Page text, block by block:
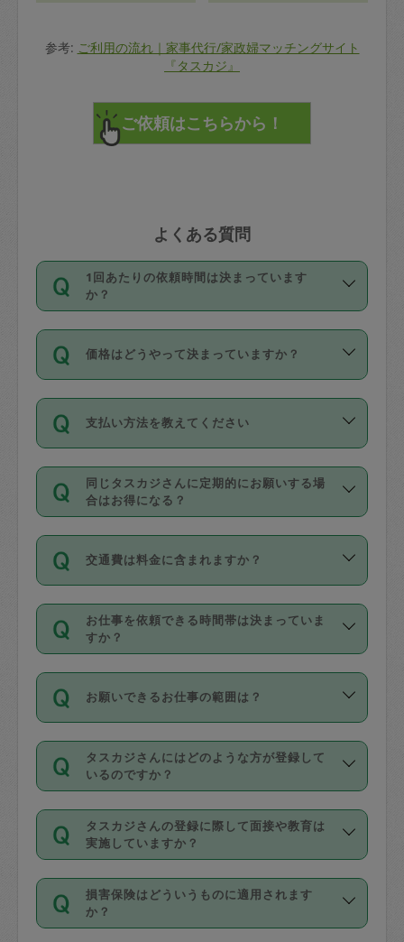
参考: ご利用の流れ｜家事代行/家政婦マッチングサイト
『タスカジ』
よくある質問
1回あたりの依頼時間は決まっています
か？
依頼1回につき3時間固定です。3時間を
超えて依頼したい場合は、延長機能をご
利用ください。機能をご利用いただくに
の上事前申請することが必要です。な
お、3時間を下回っても、値引き等はござ
いません。
価格はどうやって決まっていますか？
11種類の価格帯の中からタスカジさん自
身が価格を選んで設定しています。
タスカジさんの価格設定には最初は制限
があり、レビュー件数、レビューの平均
値、などで除々に設定可能な最高額が上
がっていく仕組みになっています。
支払い方法を教えてください
お支払方法はクレジットカード（Visa／
Master／JCB／AMERICAN EXPRESS／
Diners Club）のみとなります。
を行う際にご入力ください。プロフィー
ル登録時にはご入力いただかなくても大
丈夫です。
デビットカード・プリペイドカード（Vプ
リカ、au WALLETなど）は支払にはご利
銀行振込や現金払いも対応していませ
なお、タスカジさんの交通費も、依頼料
金のご請求と合わせてお支払いとなりま
動計算で表示されます。
同じタスカジさんに定期的にお願いする場
合はお得になる？
依頼には「スポット」と「定期（毎週｜
隔週）」があり、「定期」の依頼は「ス
ポット」よりお得な料金でご利用できま
す。
定期の最低利用回数は設けていない代わ
りに、一定数を超えたキャンセルは有償
（例：毎週定期の場合は３回以上のキャ
ンセルが有償（1200円、隔週定期の場合
は２回以上のキャンセルが有償（1200
交通費は料金に含まれますか？
交通費は依頼料金とは別途発生し、依頼
料金のご請求と合わせてお支払いとなり
ます。交通費の金額は「依頼の詳細」に
お仕事を依頼できる時間帯は決まっていま
すか？
時間帯は3種類あります。いずれも１回あ
たり３時間です。
・ＡＭ ９時～１２時
・ＰＭ １３時～１６時
・夜 １８時～２１時
開始時間を２時間前後変更することが可
能です。依頼送信後、個別にタスカジさ
んにメッセージを送り調整してくださ
い。ただし、２時間を越えての調整はで
お願いできるお仕事の範囲は？
掃除、整理収納、洗濯、買い物、料理、
作り置きです。タスカジさんによってで
きる仕事の範囲が異なりますので、依頼
する前にタスカジさんのプロフィールで
確認してください。
基本的に、高所での作業や危険作業、屋
外での作業は対象外です。
タスカジさんにはどのような方が登録して
いるのですか？
主婦として長年の家事経験をお持ちの
方、栄養士・調理師といった資格者で保
育園や学校の給食やレストランで料理関
係の専門職に従事されていた方、日本で
すでにハウスキーパーや英語の先生とし
てお仕事をしているフィリピン出身の
タスカジさんの登録に際して面接や教育は
実施していますか？
応募の際に、各自事務局との面接と説明
を行っています。その後、身分証明書の
写真提出をしていただいています。外国
損害保険はどういうものに適用されます
か？